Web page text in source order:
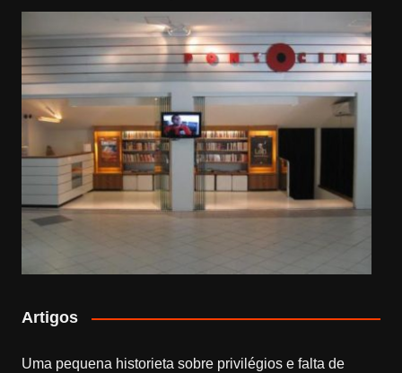
Artigos
Uma pequena historieta sobre privilégios e falta de